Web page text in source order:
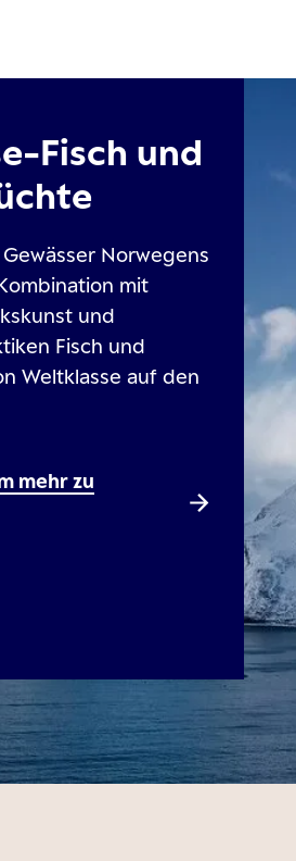
Fisch und
Norwegens
mit
und
Fisch und
Weltklasse auf den
mehr zu